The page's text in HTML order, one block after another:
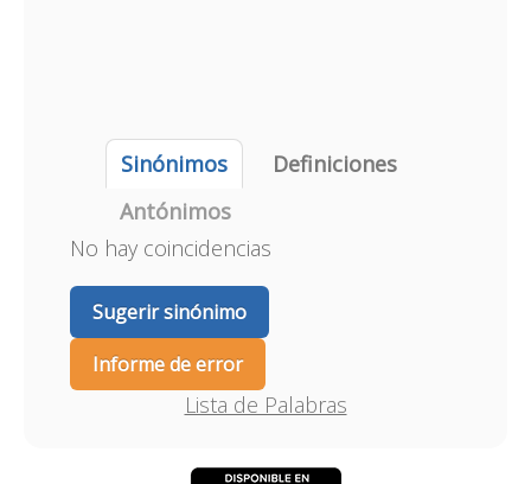
Sinónimos
Definiciones
Antónimos
No hay coincidencias
Sugerir sinónimo
Informe de error
Lista de Palabras